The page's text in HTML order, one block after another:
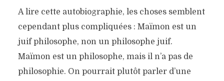
A lire cette autobiographie, les choses semblent
cependant plus compliquées : Maïmon est un
juif philosophe, non un philosophe juif.
Maïmon est un philosophe, mais il n’a pas de
philosophie. On pourrait plutôt parler d’une